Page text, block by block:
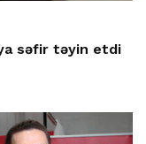
səfir təyin etdi